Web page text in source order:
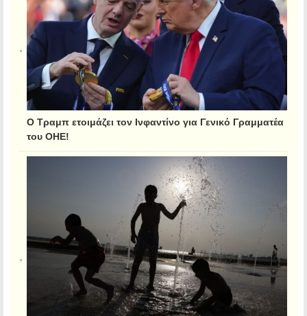
Ο Τραμπ ετοιμάζει τον Ινφαντίνο για Γενικό Γραμματέα
του ΟΗΕ!